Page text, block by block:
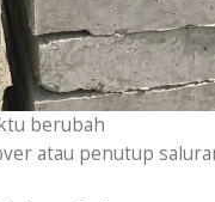
berubah
atau penutup